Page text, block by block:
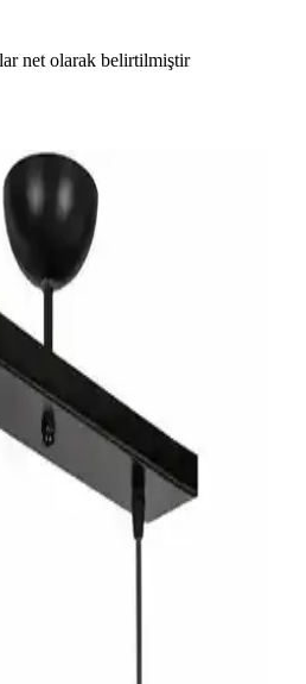
net olarak belirtilmiştir
Siyah ve Beyaz
ve Tasarım Uyumu
siyah ve beyaz avizelerin renk
inceleniyor. Kontrast ve bütünlük,
ideal seçim öneriliyor.
Seçiminde Estetik ve
göz sağlığı, estetik uyum, teknik
Doğru avize, çalışma alanını
kılar.
Avize Seçimi ve